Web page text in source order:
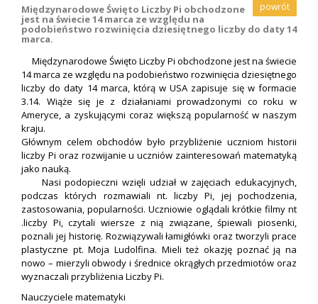
powrót
Międzynarodowe Święto Liczby Pi obchodzone
jest na świecie 14 marca ze względu na
podobieństwo rozwinięcia dziesiętnego liczby do daty 14
marca.
Międzynarodowe Święto Liczby Pi obchodzone jest na świecie
14 marca ze względu na podobieństwo rozwinięcia dziesiętnego
liczby do daty 14 marca, którą w USA zapisuje się w formacie
3.14. Wiąże się je z działaniami prowadzonymi co roku w
Ameryce, a zyskującymi coraz większą popularność w naszym
kraju.
Głównym celem obchodów było przybliżenie uczniom historii
liczby Pi oraz rozwijanie u uczniów zainteresowań matematyką
jako nauką.
Nasi podopieczni wzięli udział w zajęciach edukacyjnych,
podczas których rozmawiali nt. liczby Pi, jej pochodzenia,
zastosowania, popularności. Uczniowie oglądali krótkie filmy nt
.liczby Pi, czytali wiersze z nią związane, śpiewali piosenki,
poznali jej historię. Rozwiązywali łamigłówki oraz tworzyli prace
plastyczne pt. Moja Ludolfina. Mieli też okazję poznać ją na
nowo – mierzyli obwody i średnice okrągłych przedmiotów oraz
wyznaczali przybliżenia Liczby Pi.
Nauczyciele matematyki